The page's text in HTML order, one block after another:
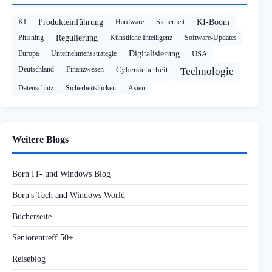
KI Produkteinführung Hardware Sicherheit KI-Boom
Phishing Regulierung Künstliche Intelligenz
Software-Updates
Europa
Unternehmensstrategie Digitalisierung USA
Deutschland Finanzwesen Cybersicherheit Technologie
Datenschutz Sicherheitslücken Asien
Weitere Blogs
Born IT- und Windows Blog
Born's Tech and Windows World
Bücherseite
Seniorentreff 50+
Reiseblog